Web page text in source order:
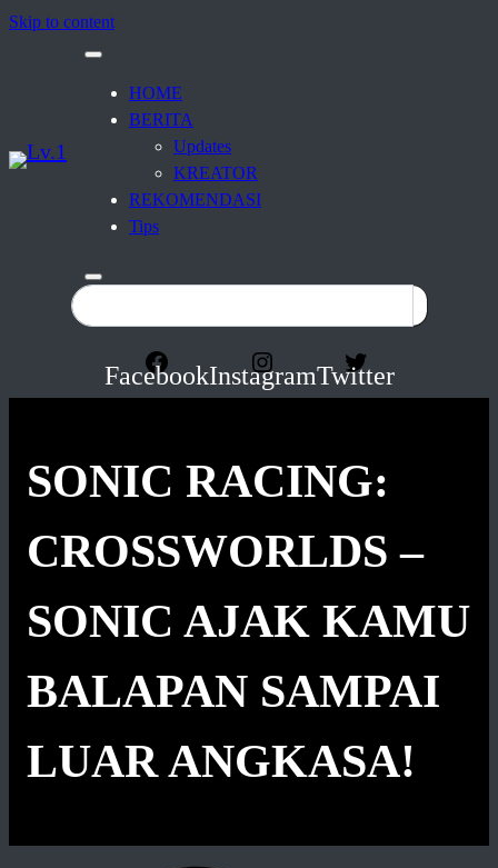
Skip to content
HOME
BERITA
Updates
KREATOR
REKOMENDASI
Tips
FacebookInstagramTwitter
SONIC RACING:
CROSSWORLDS –
SONIC AJAK KAMU
BALAPAN SAMPAI
LUAR ANGKASA!